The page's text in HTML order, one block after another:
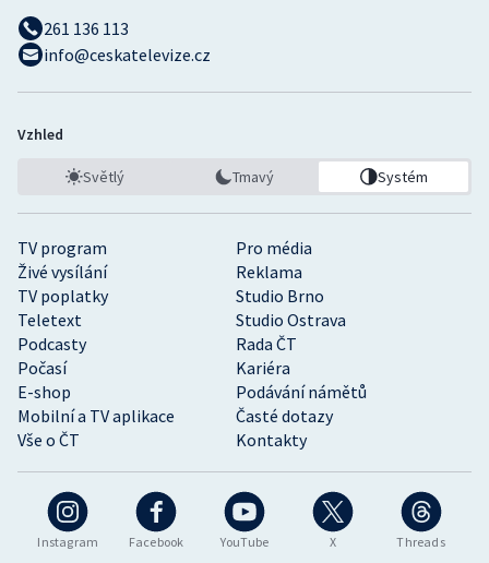
Instagram Facebook YouTube X Threads
TV program
Pro média
Živé vysílání
Reklama
TV poplatky
Studio Brno
Teletext
Studio Ostrava
Podcasty
Rada ČT
Počasí
Kariéra
E-shop
Podávání námětů
Mobilní a TV aplikace
Časté dotazy
Vše o ČT
Kontakty
261 136 113
info@ceskatelevize.cz
Vzhled
Světlý Tmavý Systém